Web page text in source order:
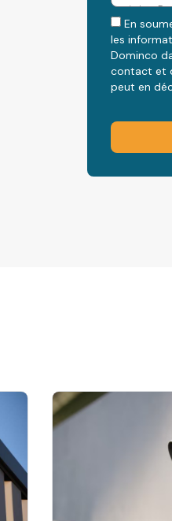
En
les
Dominco
contact et
peut en